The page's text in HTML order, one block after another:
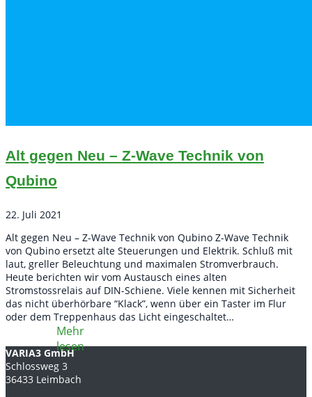
Alt gegen Neu – Z-Wave Technik von
Qubino
22. Juli 2021
Alt gegen Neu – Z-Wave Technik von Qubino Z-Wave Technik
von Qubino ersetzt alte Steuerungen und Elektrik. Schluß mit
laut, greller Beleuchtung und maximalen Stromverbrauch.
Heute berichten wir vom Austausch eines alten
Stromstossrelais auf DIN-Schiene. Viele kennen mit Sicherheit
das nicht überhörbare “Klack”, wenn über ein Taster im Flur
oder dem Treppenhaus das Licht eingeschaltet…
VARIA3 GmbH
Schlossweg 3
36433 Leimbach